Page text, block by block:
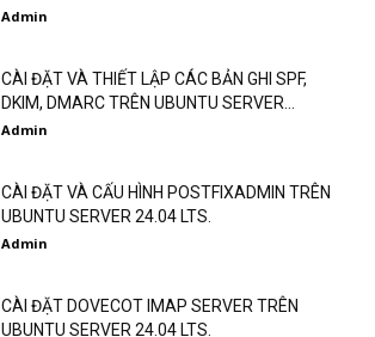
Admin
CÀI ĐẶT VÀ THIẾT LẬP CÁC BẢN GHI SPF,
DKIM, DMARC TRÊN UBUNTU SERVER...
Admin
CÀI ĐẶT VÀ CẤU HÌNH POSTFIXADMIN TRÊN
UBUNTU SERVER 24.04 LTS.
Admin
CÀI ĐẶT DOVECOT IMAP SERVER TRÊN
UBUNTU SERVER 24.04 LTS.